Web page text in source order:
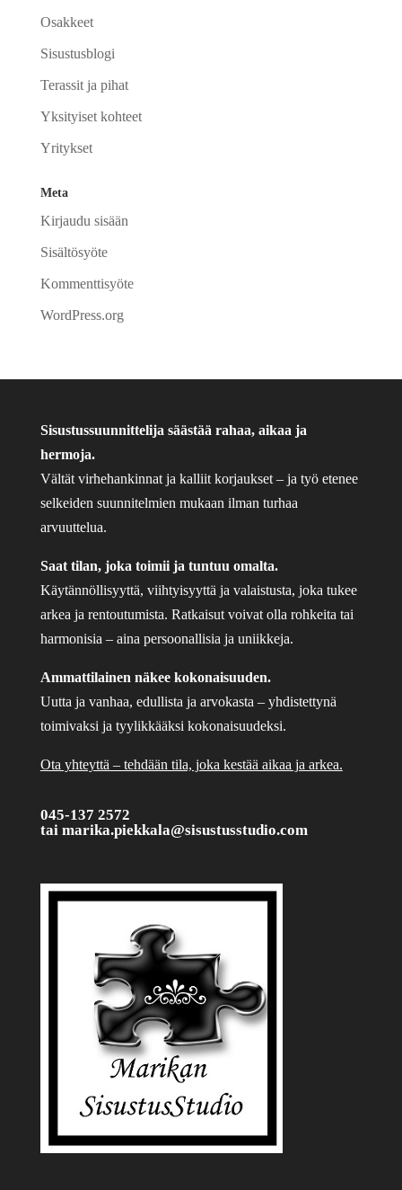
Osakkeet
Sisustusblogi
Terassit ja pihat
Yksityiset kohteet
Yritykset
Meta
Kirjaudu sisään
Sisältösyöte
Kommenttisyöte
WordPress.org
Sisustussuunnittelija säästää rahaa, aikaa ja
hermoja.
Vältät virhehankinnat ja kalliit korjaukset – ja työ etenee
selkeiden suunnitelmien mukaan ilman turhaa
arvuuttelua.
Saat tilan, joka toimii ja tuntuu omalta.
Käytännöllisyyttä, viihtyisyyttä ja valaistusta, joka tukee
arkea ja rentoutumista. Ratkaisut voivat olla rohkeita tai
harmonisia – aina persoonallisia ja uniikkeja.
Ammattilainen näkee kokonaisuuden.
Uutta ja vanhaa, edullista ja arvokasta – yhdistettynä
toimivaksi ja tyylikkääksi kokonaisuudeksi.
Ota yhteyttä – tehdään tila, joka kestää aikaa ja arkea.
045-137 2572
tai marika.piekkala@sisustusstudio.com